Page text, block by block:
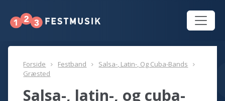
Forside Festband
Salsa-, Latin-, Og Cuba-Bands
Græsted
Salsa-, latin-, og cuba-